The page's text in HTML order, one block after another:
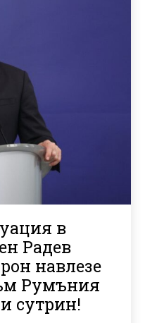
в
Радев
навлезе
Румъния
сутрин!